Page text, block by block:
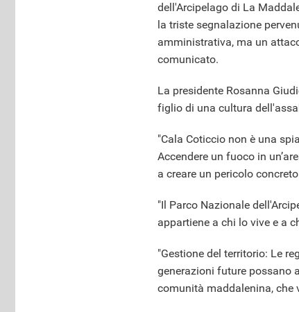
dell'Arcipelago di La
la triste segnalazione
amministrativa, ma un
comunicato.
La presidente Rosanna
figlio di una cultura
"Cala Coticcio non è una
Accendere un fuoco in
a creare un pericolo
"Il Parco Nazionale
appartiene a chi lo vive e a
"Gestione del territorio: Le
generazioni future possano
comunità maddalenina, che